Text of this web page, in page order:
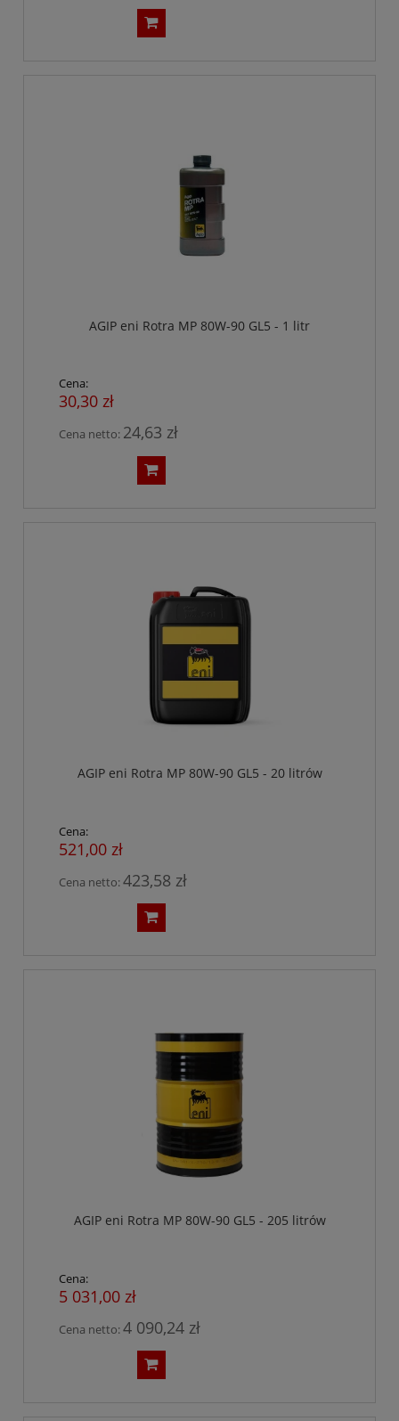
AGIP eni Rotra MP 80W-90 GL5 - 1 litr
Cena:
30,30 zł
Cena netto: 24,63 zł
AGIP eni Rotra MP 80W-90 GL5 - 20 litrów
Cena:
521,00 zł
Cena netto:423,58 zł
AGIP eni Rotra MP 80W-90 GL5 - 205 litrów
Cena:
5 031,00 zł
Cena netto:4 090,24 zł